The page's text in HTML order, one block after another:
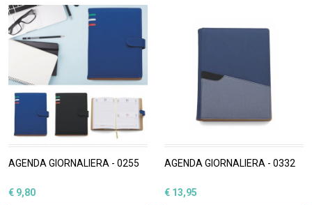
AGENDA GIORNALIERA - 0255
€ 9,80
AGENDA GIORNALIERA - 0332
€ 13,95